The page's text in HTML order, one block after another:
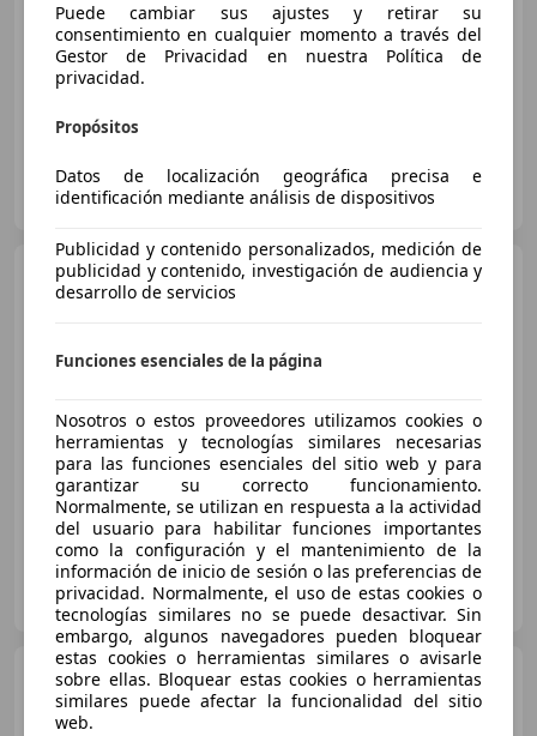
11/2021 99.943 km
Electro/Gasolina
104 kW (141 CV)
FLEXICAR ASTURIAS.
ES-33010 OVIEDO
Hyundai KONA 1.0 TGDI
Precio justo
12/2017 29.574 km Gasolina 88 kW (120 CV)
FLEXICAR ASTURIAS.
ES-33010 OVIEDO
Hyundai KONA1.0 TGDI
Klass 4x2
Puede cambiar sus ajustes y retirar su
consentimiento en cualquier momento a través del
Gestor de Privacidad en nuestra Política de
privacidad.
Propósitos
Datos de localización geográfica precisa e
identificación mediante análisis de dispositivos
Publicidad y contenido personalizados, medición de
publicidad y contenido, investigación de audiencia y
desarrollo de servicios
Funciones esenciales de la página
Nosotros o estos proveedores utilizamos cookies o
herramientas y tecnologías similares necesarias
para las funciones esenciales del sitio web y para
garantizar su correcto funcionamiento.
Normalmente, se utilizan en respuesta a la actividad
del usuario para habilitar funciones importantes
como la configuración y el mantenimiento de la
información de inicio de sesión o las preferencias de
privacidad. Normalmente, el uso de estas cookies o
tecnologías similares no se puede desactivar. Sin
embargo, algunos navegadores pueden bloquear
estas cookies o herramientas similares o avisarle
sobre ellas. Bloquear estas cookies o herramientas
similares puede afectar la funcionalidad del sitio
web.